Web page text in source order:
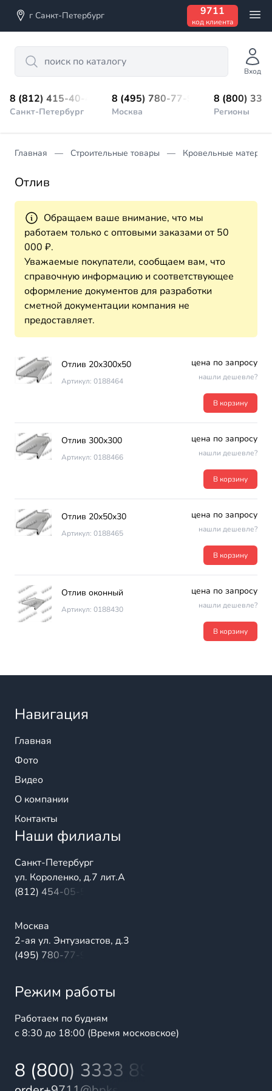
г Санкт-Петербург 9711
код клиента
Search
Вход
8 (812) 415-40-45
Санкт-Петербург
8 (495) 780-77-98
Москва
8 (800)
Регионы
Главная Строительные товары Кровельные
Отлив
Обращаем ваше внимание, что мы
работаем только с оптовыми заказами от 50
000 ₽.
Уважаемые покупатели, сообщаем вам, что
справочную информацию и соответствующее
оформление документов для разработки
сметной документации компания не
предоставляет.
Отлив 20х300х50
Артикул: 0188464
цена по запросу
нашли дешевле?
В корзину
Отлив 300х300
Артикул: 0188466
цена по запросу
нашли дешевле?
В корзину
Отлив 20х50х30
Артикул: 0188465
цена по запросу
нашли дешевле?
В корзину
Отлив оконный
Артикул: 0188430
цена по запросу
нашли дешевле?
В корзину
Навигация
Главная
Фото
Видео
О компании
Контакты
Наши филиалы
Санкт-Петербург
ул. Короленко, д.7 лит.А
(812) 454-05-54
Москва
2-ая ул. Энтузиастов, д.3
(495) 780-77-98
Режим работы
Работаем по будням
с 8:30 до 18:00 (Время московское)
8 (800) 3333 899